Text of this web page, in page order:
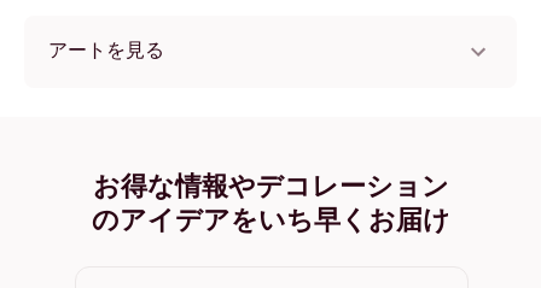
アートを見る
Midnight Reflections no.2 オーク
Midnight Reflections no.2 ワイド ブラック
Midnight Reflections no.2 ワイド ホワイト
お得な情報やデコレーション
のアイデアをいち早くお届け